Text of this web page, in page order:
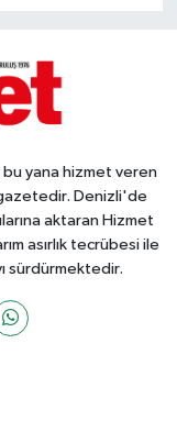
yana hizmet veren
gazetedir. Denizli'de
aktaran Hizmet
asırlık tecrübesi ile
sürdürmektedir.